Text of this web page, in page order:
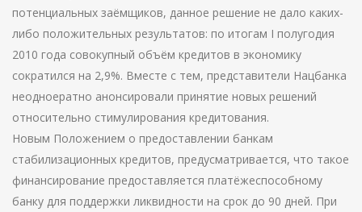
потенциальных заёмщиков, данное решение не дало каких-
либо положительных результатов: по итогам I полугодия
2010 года совокупный объём кредитов в экономику
сократился на 2,9%. Вместе с тем, представители Нацбанка
неодноератно анонсировали принятие новых решений
относительно стимулирования кредитования.
Новым Положением о предоставлении банкам
стабилизационных кредитов, предусматривается, что такое
финансирование предоставляется платёжеспособному
банку для поддержки ликвидности на срок до 90 дней. При